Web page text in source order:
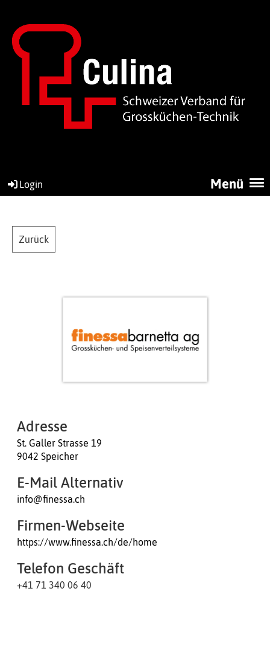
Menü
Login
Zurück
Adresse
St. Galler Strasse 19
9042 Speicher
E-Mail Alternativ
info@finessa.ch
Firmen-Webseite
https://www.finessa.ch/de/home
Telefon Geschäft
+41 71 340 06 40